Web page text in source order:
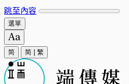
跳至內容
選單
简 简 繁